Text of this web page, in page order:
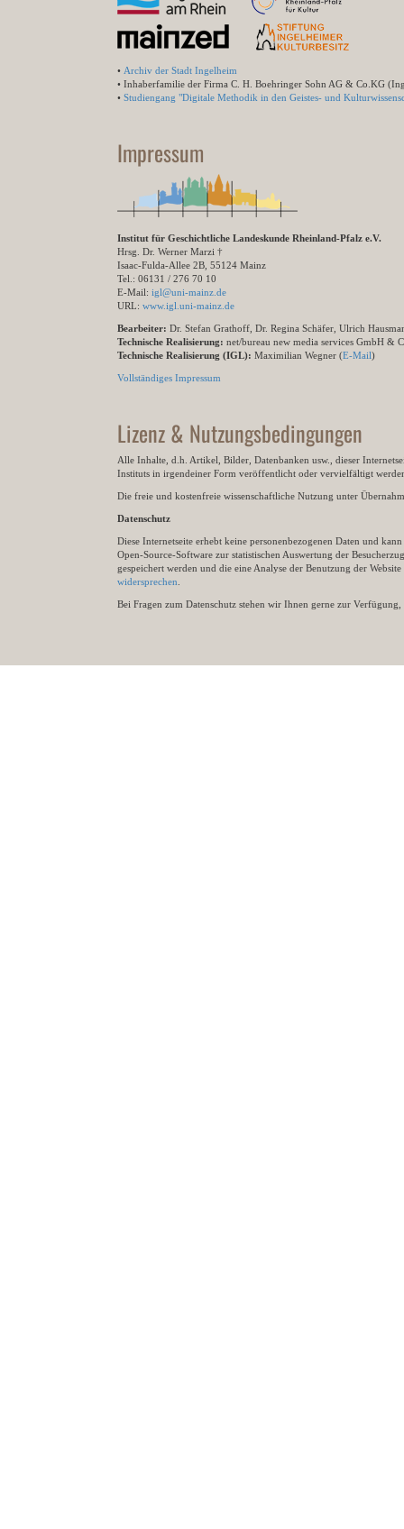
• Archiv der Stadt Ingelheim
• Inhaberfamilie der Firma C. H. Boehringer Sohn AG & Co.KG
• Studiengang "Digitale Methodik in den Geistes- und
Impressum
Institut für Geschichtliche Landeskunde Rheinland-Pfalz e.V.
Hrsg. Dr. Werner Marzi †
Isaac-Fulda-Allee 2B, 55124 Mainz
Tel.: 06131 / 276 70 10
E-Mail: igl@uni-mainz.de
URL: www.igl.uni-mainz.de
Bearbeiter: Dr. Stefan Grathoff, Dr. Regina Schäfer, Ulrich
Technische Realisierung: net/bureau new media services GmbH &
Technische Realisierung (IGL): Maximilian Wegner (E-Mail)
Vollständiges Impressum
Lizenz & Nutzungsbedingungen
Alle Inhalte, d.h. Artikel, Bilder, Datenbanken usw., dieser
Instituts in irgendeiner Form veröffentlicht oder vervielfältigt
Die freie und kostenfreie wissenschaftliche Nutzung unter
Datenschutz
Diese Internetseite erhebt keine personenbezogenen Daten und
Open-Source-Software zur statistischen Auswertung der
gespeichert werden und die eine Analyse der Benutzung der
widersprechen
Bei Fragen zum Datenschutz stehen wir Ihnen gerne zur